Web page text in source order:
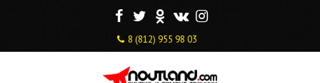
F T O V I
8 (812) 955 98 03